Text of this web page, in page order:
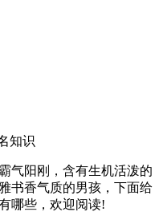
知识
气阳刚，含有生机活泼的
书香气质的男孩，下面给
哪些，欢迎阅读!